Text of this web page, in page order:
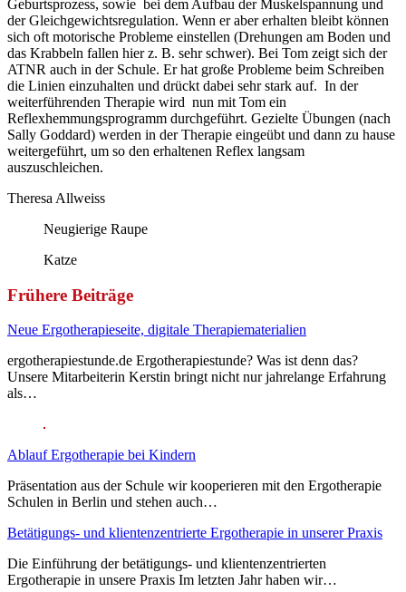
Geburtsprozess, sowie bei dem Aufbau der Muskelspannung und
der Gleichgewichtsregulation. Wenn er aber erhalten bleibt können
sich oft motorische Probleme einstellen (Drehungen am Boden und
das Krabbeln fallen hier z. B. sehr schwer). Bei Tom zeigt sich der
ATNR auch in der Schule. Er hat große Probleme beim Schreiben
die Linien einzuhalten und drückt dabei sehr stark auf. In der
weiterführenden Therapie wird nun mit Tom ein
Reflexhemmungsprogramm durchgeführt. Gezielte Übungen (nach
Sally Goddard) werden in der Therapie eingeübt und dann zu hause
weitergeführt, um so den erhaltenen Reflex langsam
auszuschleichen.
Theresa Allweiss
Neugierige Raupe
Katze
Frühere Beiträge
Neue Ergotherapieseite, digitale Therapiematerialien
ergotherapiestunde.de Ergotherapiestunde? Was ist denn das?
Unsere Mitarbeiterin Kerstin bringt nicht nur jahrelange Erfahrung
als…
Ablauf Ergotherapie bei Kindern
Präsentation aus der Schule wir kooperieren mit den Ergotherapie
Schulen in Berlin und stehen auch…
Betätigungs- und klientenzentrierte Ergotherapie in unserer Praxis
Die Einführung der betätigungs- und klientenzentrierten
Ergotherapie in unsere Praxis Im letzten Jahr haben wir…